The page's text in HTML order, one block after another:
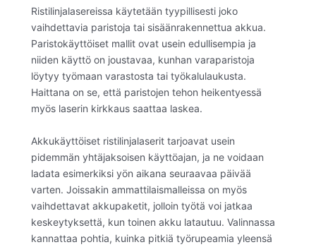
Ristilinjalasereissa käytetään tyypillisesti joko
vaihdettavia paristoja tai sisäänrakennettua akkua.
Paristokäyttöiset mallit ovat usein edullisempia ja
niiden käyttö on joustavaa, kunhan varaparistoja
löytyy työmaan varastosta tai työkalulaukusta.
Haittana on se, että paristojen tehon heikentyessä
myös laserin kirkkaus saattaa laskea.
Akkukäyttöiset ristilinjalaserit tarjoavat usein
pidemmän yhtäjaksoisen käyttöajan, ja ne voidaan
ladata esimerkiksi yön aikana seuraavaa päivää
varten. Joissakin ammattilaismalleissa on myös
vaihdettavat akkupaketit, jolloin työtä voi jatkaa
keskeytyksettä, kun toinen akku latautuu. Valinnassa
kannattaa pohtia, kuinka pitkiä työrupeamia yleensä